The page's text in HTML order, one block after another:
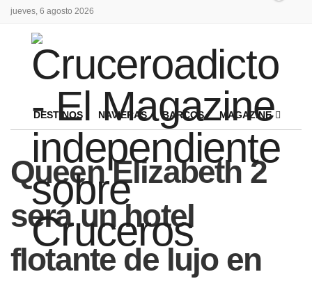
jueves, 6 agosto 2026
DESTINOS NAVIERAS BARCOS MAGAZINE
Queen Elizabeth 2
será un hotel
flotante de lujo en